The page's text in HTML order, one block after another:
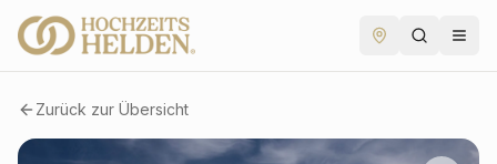
Zurück zur Übersicht